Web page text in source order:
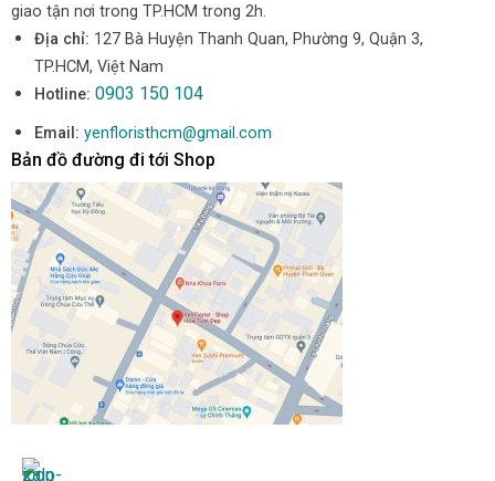
giao tận nơi trong TP.HCM trong 2h.
Địa chỉ: 127 Bà Huyện Thanh Quan, Phường 9, Quận 3,
TP.HCM, Việt Nam
Hotline: 0903 150 104
Email: yenfloristhcm@gmail.com
Bản đồ đường đi tới Shop